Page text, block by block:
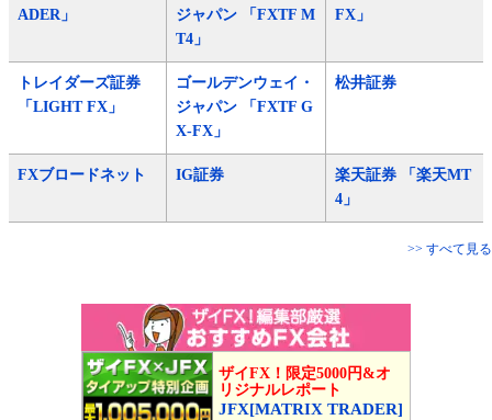
ADER」
ジャパン 「FXTF M
T4」
FX」
トレイダーズ証券
「LIGHT FX」
ゴールデンウェイ・
ジャパン 「FXTF G
X-FX」
松井証券
FXブロードネット IG証券
楽天証券 「楽天MT
4」
>> すべて見る
ザイFX！限定5000円&オ
リジナルレポート
JFX[MATRIX TRADER]